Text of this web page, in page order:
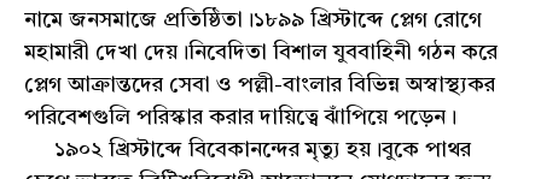
নামে জনসমাজে প্রতিষ্ঠিতা।১৮৯৯ খ্রিস্টাব্দে প্লেগ রোগে
মহামারী দেখা দেয়।নিবেদিতা বিশাল যুববাহিনী গঠন করে
প্লেগ আক্রান্তদের সেবা ও পল্লী-বাংলার বিভিন্ন অস্বাস্থ্যকর
পরিবেশগুলি পরিস্কার করার দায়িত্বে ঝাঁপিয়ে পড়েন।
১৯০২ খ্রিস্টাব্দে বিবেকানন্দের মৃত্যু হয়।বুকে পাথর